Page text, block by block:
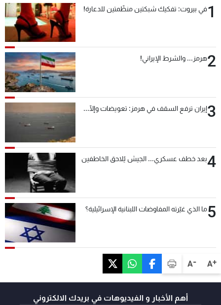
A+
A-
1في بيروت: تفكيك شبكتين منظّمتين للدعارة!
2هرمز... والشرط الإيراني!
3إيران ترفع السقف في هرمز: تعويضات وإلّا...
4بعد خطف عسكري... الجيش يُلاحق الخاطفين
5ما الذي غيّرته المفاوضات اللبنانية الإسرائيلية؟
أهم الأخبار و الفيديوهات في بريدك الالكتروني